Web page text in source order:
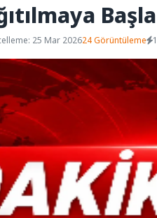
25 Mar 202624 Görüntüleme